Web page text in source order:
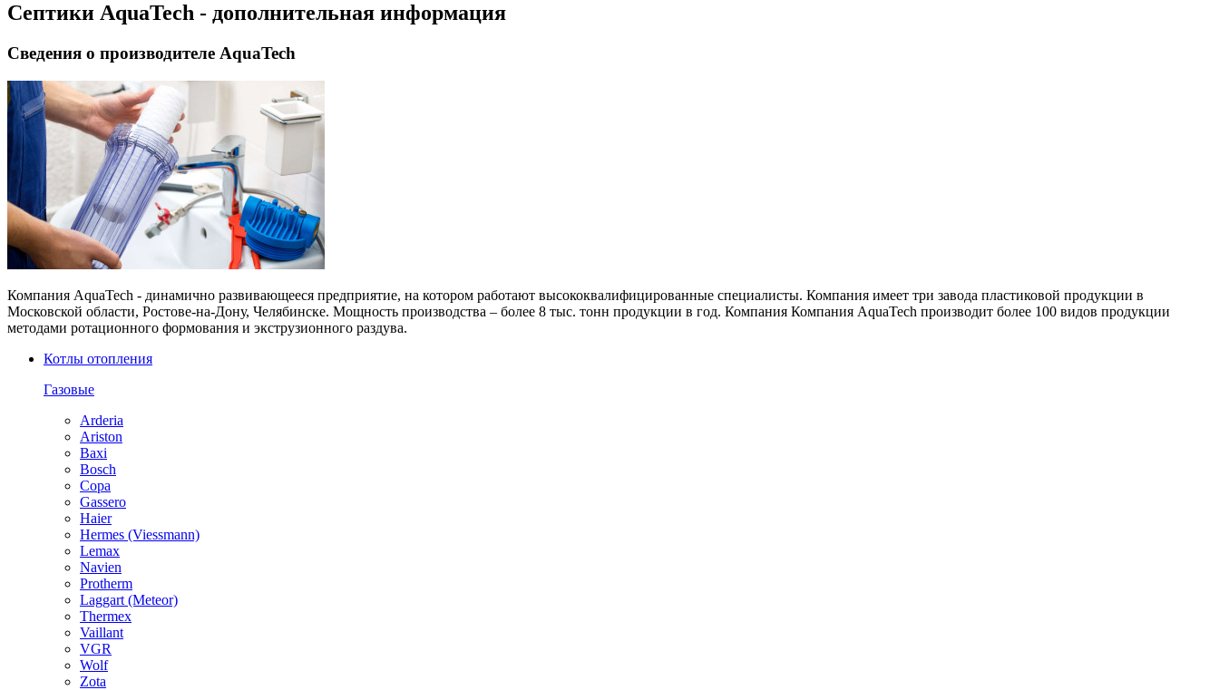
Септики AquaTech - дополнительная информация
Сведения о производителе AquaTech
Компания AquaTech - динамично развивающееся предприятие, на котором работают высококвалифицированные специалисты. Компания имеет три завода пластиковой продукции в
Московской области, Ростове-на-Дону, Челябинске. Мощность производства – более 8 тыс. тонн продукции в год. Компания Компания AquaTech производит более 100 видов продукции
методами ротационного формования и экструзионного раздува.
Котлы отопления
Газовые
Arderia
Ariston
Baxi
Bosch
Copa
Gassero
Haier
Hermes (Viessmann)
Lemax
Navien
Protherm
Laggart (Meteor)
Thermex
Vaillant
VGR
Wolf
Zota